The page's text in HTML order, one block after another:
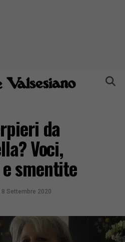
da
Voci,
smentite
8 Settembre 2020